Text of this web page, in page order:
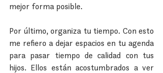
mejor forma posible.
Por último, organiza tu tiempo. Con esto
me refiero a dejar espacios en tu agenda
para pasar tiempo de calidad con tus
hijos. Ellos están acostumbrados a ver